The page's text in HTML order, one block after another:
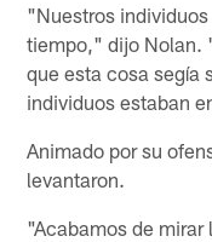
"Nuestros
tiempo," dijo Nolan.
que esta cosa segía
individuos estaban
Animado por su
levantaron.
"Acabamos de mirar